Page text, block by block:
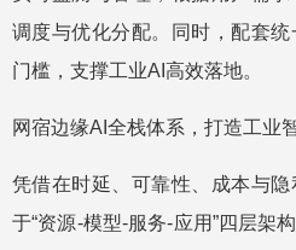
调度与优化分配。同时，配套
门槛，支撑工业AI高效落地。
网宿边缘AI全栈体系，打造工业
凭借在时延、可靠性、成本与
于“资源-模型-服务-应用”四层架